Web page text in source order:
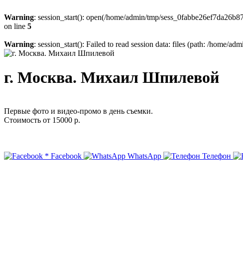
Warning: session_start(): open(/home/admin/tmp/
on line 5
Warning: session_start(): Failed to read session data: files (path: /home/
г. Москва. Михаил Шпилевой
Первые фото и видео-промо в день съемки.
Стоимость от 15000 р.
* Facebook WhatsApp Телефон